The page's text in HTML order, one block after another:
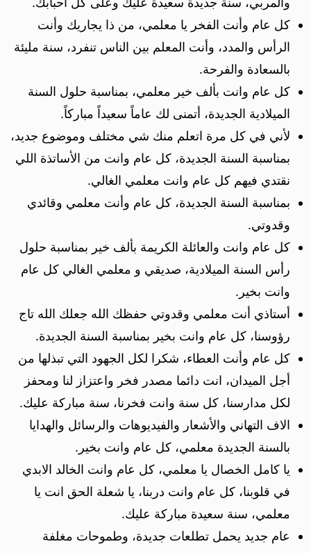
كل عام وأنت الفخر يا معلمي، من ذا يجاريك وأنت
الرأس والمدد، وأنت المعلم بين الناس تنفرد، سنة مليئة
بالسعادة والفرحة.
كل عام وانت بألف خير معلمي، بمناسبة حلول السنة
الميلادية الجديدة، أتمنى لك عاماً سعيداً مباركاً.
لأني في كل مرة اتعلم منك شي مختلف وموضوع جديد،
بمناسبة السنة الجديدة، كل عام وانت من الأساتذة اللي
نقتدي فيهم كل عام وانت معلمي الغالي.
بمناسبة السنة الجديدة، كل عام وأنت معلمي وقائدي
وقدوتي.
كل عام وانت والعائلة الكريمة بألف خير بمناسبة حلول
رأس السنة الميلادية، صديقي و معلمي الغالي كل عام
وانت بخير.
أستاذي أنت معلمي وقدوتي حفظك الله جعلك الله تاج
رؤوسنا، كل عام وانت بخير بمناسبة السنة الجديدة.
كل عام وأنت العطاء، شكرا لكل الجهود التي تبذلها من
أجل الميدان، انت دائما مصدر فخر واعتزاز لنا ومحفز
لكل مدارسنا، كل سنة وانت فخرنا، سنة مباركة عليك.
الاف التهاني والأشعار والفيديوهات والرسائل والهدايا
بالسنة الجديدة معلمي، كل عام وانت بخير.
يا كامل الخصال يا معلمي، كل عام وانت الخالد الابدي
في قلوبنا، كل عام وانت دربنا، يا شعلة الحق انت يا
معلمي، سنة سعيدة مباركة عليك.
عام جديد يحمل تطلعات جديدة، وطموحات مغلفة